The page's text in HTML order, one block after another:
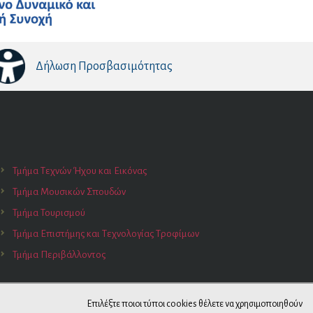
Δήλωση Προσβασιμότητας
Τμήμα Τεχνών Ήχου και Εικόνας
Τμήμα Μουσικών Σπουδών
Τμήμα Τουρισμού
Τμήμα Επιστήμης και Τεχνολογίας Τροφίμων
Τμήμα Περιβάλλοντος
Επιλέξτε ποιοι τύποι cookies θέλετε να χρησιμοποιηθούν